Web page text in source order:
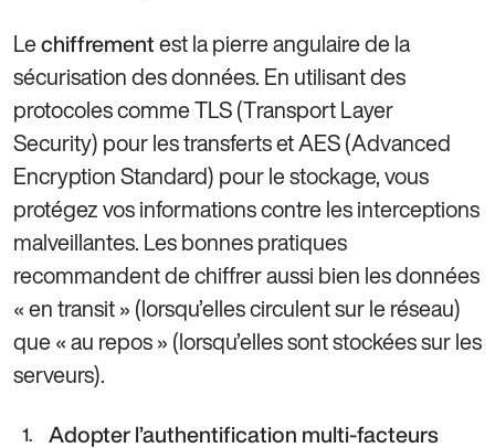
Lechiffrement est la pierre angulaire de la
sécurisation des données. En utilisant des
protocoles comme TLS (Transport Layer
Security) pour les transferts et AES (Advanced
Encryption Standard) pour le stockage, vous
protégez vos informations contre les interceptions
malveillantes. Les bonnes pratiques
recommandent de chiffrer aussi bien les données
« en transit » (lorsqu’elles circulent sur le réseau)
que « au repos » (lorsqu’elles sont stockées sur les
serveurs).
Adopter l’authentification multi-facteurs